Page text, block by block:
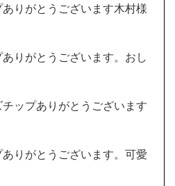
りがとうございます木村様
りがとうございます。おし
ップありがとうございます
りがとうございます。可愛